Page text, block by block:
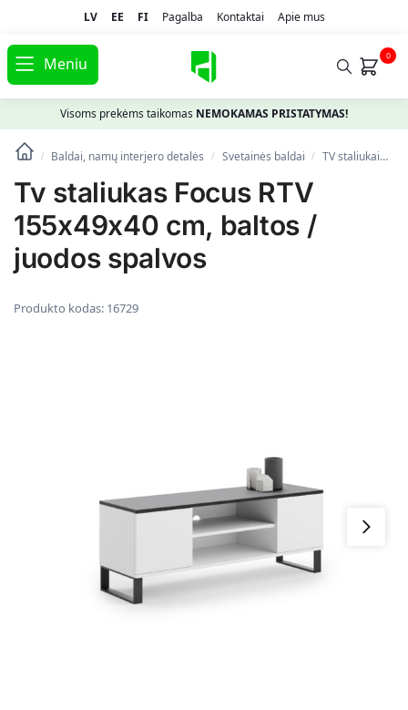
LV EE FI Pagalba Kontaktai Apie mus
Meniu 0
Visoms prekėms taikomas NEMOKAMAS PRISTATYMAS!
/ Baldai, namų interjero detalės / Svetainės baldai / TV staliukai
Tv staliukas Focus RTV
155x49x40 cm, baltos /
juodos spalvos
Produkto kodas: 16729